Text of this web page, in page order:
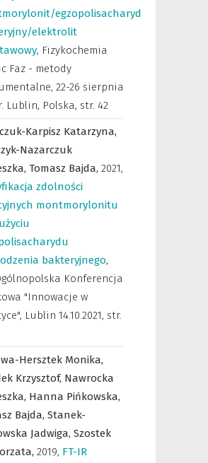
egzopolisacharyd
elektrolit
, Fizykochemia
Faz - metody
22-26 sierpnia
Lublin, Polska, str. 42
Karpisz Katarzyna,
Nazarczuk
Tomasz Bajda, 2021,
zdolności
montmorylonitu
bakteryjnego,
Konferencja
"Innowacje w
Lublin 14.10.2021, str.
Hersztek Monika,
Krzysztof, Nawrocka
Hanna Pińkowska,
Bajda, Stanek-
Jadwiga, Szostek
2019, FT-IR